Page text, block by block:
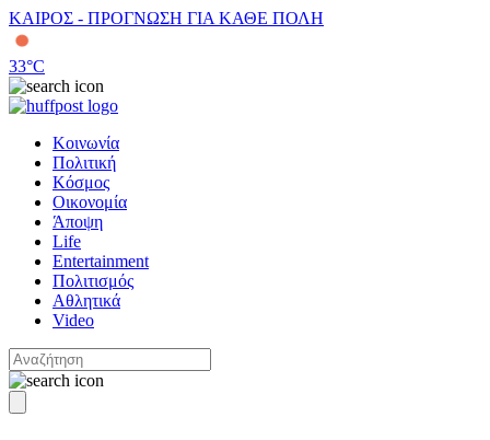
ΚΑΙΡΟΣ - ΠΡΟΓΝΩΣΗ ΓΙΑ ΚΑΘΕ ΠΟΛΗ
33°C
Κοινωνία
Πολιτική
Κόσμος
Οικονομία
Άποψη
Life
Entertainment
Πολιτισμός
Αθλητικά
Video